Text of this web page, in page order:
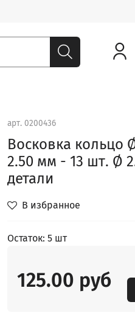
арт. 0200436
Восковка кольцо
2.50 мм - 13 шт. Ø
детали
В избранное
Остаток: 5 шт
125.00 руб